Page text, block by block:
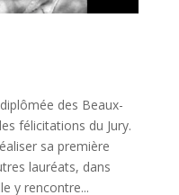
des Beaux-
félicitations du Jury.
sa première
lauréats, dans
y rencontre...